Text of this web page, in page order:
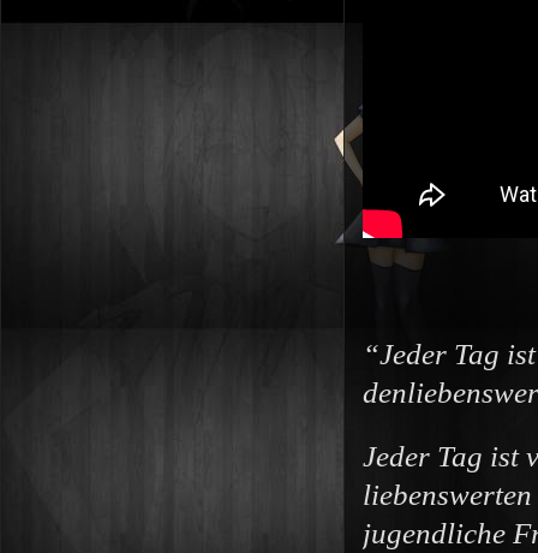
“Jeder Tag
Jeder Tag ist
jugendliche